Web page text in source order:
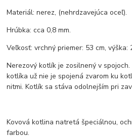
Materiál: nerez, (nehrdzavejúca oceľ).
Hrúbka: cca 0,8 mm.
Veľkosť: vrchný priemer: 53 cm, výška:
Nerezový kotlík je zosilnený v
kotlíka už nie je spojená zvarom ku
nitmi. Kotlík sa stáva odolnejším pri
Kovová kotlina natretá špeciálnou,
farbou.